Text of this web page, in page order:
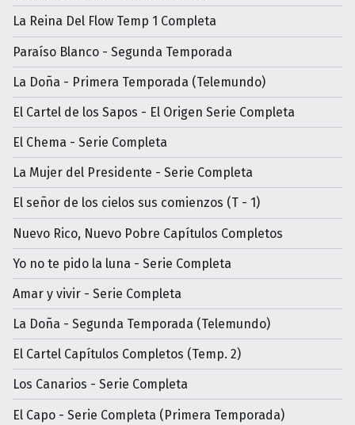
La Reina Del Flow Temp 1 Completa
Paraíso Blanco - Segunda Temporada
La Doña - Primera Temporada (Telemundo)
El Cartel de los Sapos - El Origen Serie Completa
El Chema - Serie Completa
La Mujer del Presidente - Serie Completa
El señor de los cielos sus comienzos (T - 1)
Nuevo Rico, Nuevo Pobre Capítulos Completos
Yo no te pido la luna - Serie Completa
Amar y vivir - Serie Completa
La Doña - Segunda Temporada (Telemundo)
El Cartel Capítulos Completos (Temp. 2)
Los Canarios - Serie Completa
El Capo - Serie Completa (Primera Temporada)